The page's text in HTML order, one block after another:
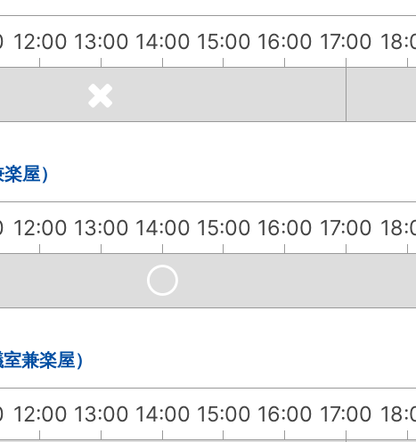
12:00 13:00 14:00 15:00 16:00 17:00
屋）
12:00 13:00 14:00 15:00 16:00 17:00
兼楽屋）
12:00 13:00 14:00 15:00 16:00 17:00